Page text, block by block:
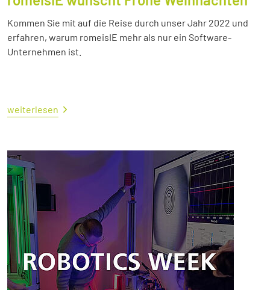
Kommen Sie mit auf die Reise durch unser Jahr 2022 und
erfahren, warum romeisIE mehr als nur ein Software-
Unternehmen ist.
weiterlesen